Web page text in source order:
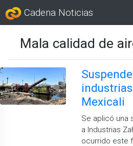
Cadena Noticias
Mala calidad de
Mexicali
Se aplicó una
a Industrias
ocurrido este